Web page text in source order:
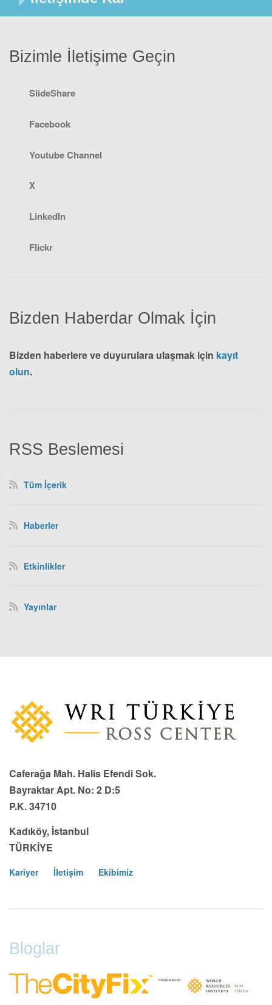
RSS Beslemesi
Tüm İçerik
Haberler
Etkinlikler
Yayınlar
Bizden Haberdar Olmak İçin
Bizden haberlere ve duyurulara ulaşmak için kayıt
olun.
Bizimle İletişime Geçin
SlideShare
Facebook
Youtube Channel
X
LinkedIn
Flickr
Bloglar
Caferağa Mah. Halis Efendi Sok.
Bayraktar Apt. No: 2 D:5
P.K. 34710
Kadıköy, İstanbul
TÜRKİYE
Kariyer İletişim Ekibimiz